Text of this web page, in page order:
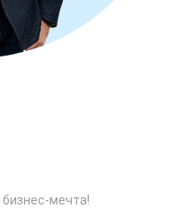
бизнес-мечта!